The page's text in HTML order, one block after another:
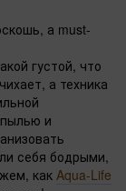
густой, что
а техника
и
себя бодрыми,
как Aqua-Life